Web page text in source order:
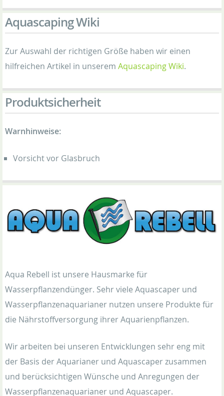
Aquascaping Wiki
Zur Auswahl der richtigen Größe haben wir einen
hilfreichen Artikel in unserem Aquascaping Wiki.
Produktsicherheit
Warnhinweise:
Vorsicht vor Glasbruch
Aqua Rebell ist unsere Hausmarke für
Wasserpflanzendünger. Sehr viele Aquascaper und
Wasserpflanzenaquarianer nutzen unsere Produkte für
die Nährstoffversorgung ihrer Aquarienpflanzen.
Wir arbeiten bei unseren Entwicklungen sehr eng mit
der Basis der Aquarianer und Aquascaper zusammen
und berücksichtigen Wünsche und Anregungen der
Wasserpflanzenaquarianer und Aquascaper.